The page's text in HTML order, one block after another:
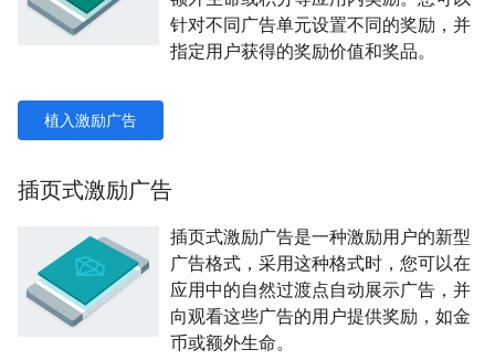
针对不同广告单元设置不同的奖励，并
指定用户获得的奖励价值和奖品。
植入激励广告
插页式激励广告
插页式激励广告是一种激励用户的新型
广告格式，采用这种格式时，您可以在
应用中的自然过渡点自动展示广告，并
向观看这些广告的用户提供奖励，如金
币或额外生命。